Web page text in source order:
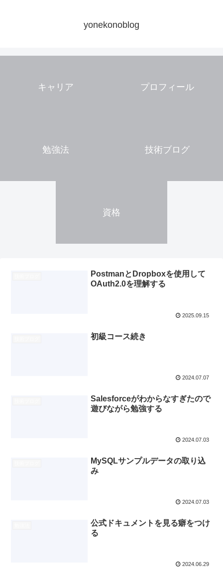
yonekonoblog
キャリア プロフィール
勉強法 技術ブログ
資格
PostmanとDropboxを使用して
OAuth2.0を理解する
2025.09.15
初級コース続き
2024.07.07
Salesforceがわからなすぎたので
遊びながら勉強する
2024.07.03
MySQLサンプルデータの取り込
み
2024.07.03
公式ドキュメントを見る癖をつけ
る
2024.06.29